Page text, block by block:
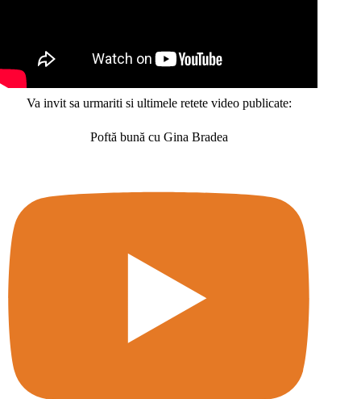
Va invit sa urmariti si ultimele retete video publicate:
Poftă bună cu Gina Bradea